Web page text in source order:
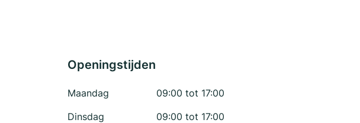
Openingstijden
Maandag
09:00 tot 17:00
Dinsdag
09:00 tot 17:00